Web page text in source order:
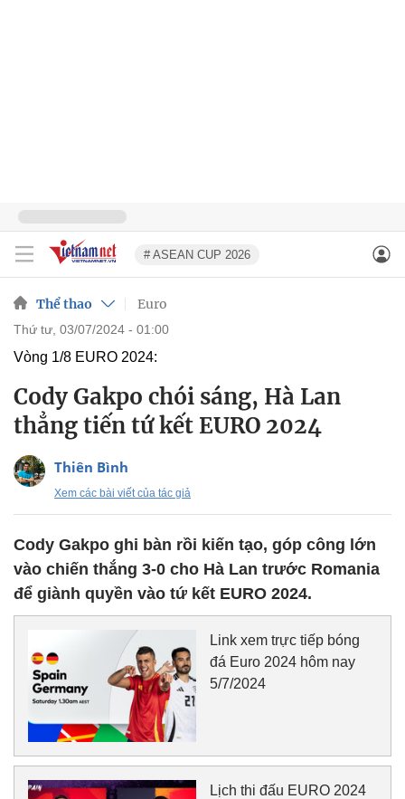
# ASEAN CUP 2026
Thể thao Euro
thứ tư, 03/07/2024 - 01:00
Vòng 1/8 EURO 2024:
Cody Gakpo chói sáng, Hà Lan
thẳng tiến tứ kết EURO 2024
Thiên Bình
Xem các bài viết của tác giả
Cody Gakpo ghi bàn rồi kiến tạo, góp công lớn
vào chiến thắng 3-0 cho Hà Lan trước Romania
để giành quyền vào tứ kết EURO 2024.
Link xem trực tiếp bóng
đá Euro 2024 hôm nay
5/7/2024
Lịch thi đấu EURO 2024